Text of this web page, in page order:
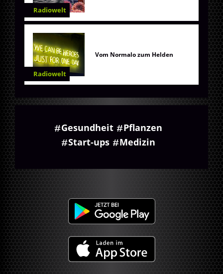
Radiowelt
Radiowelt
Vom Normalo zum Helden
Gesundheit
Pflanzen
Start-ups
Medizin